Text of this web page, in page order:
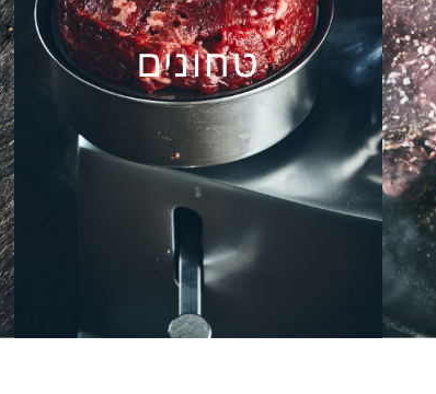
טחונים